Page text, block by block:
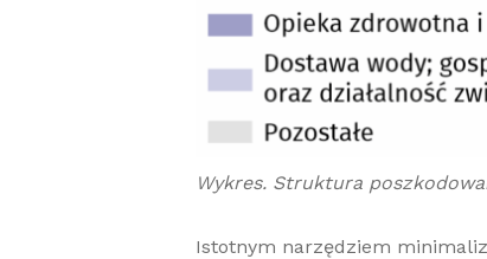
Wykres. Struktura
Istotnym narzędziem